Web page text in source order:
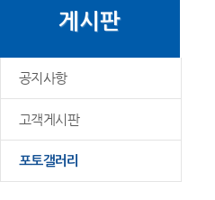
게시판
공지사항
고객게시판
포토갤러리